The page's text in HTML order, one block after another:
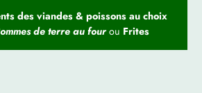
des viandes & poissons au choix
de terre au fourou Frites